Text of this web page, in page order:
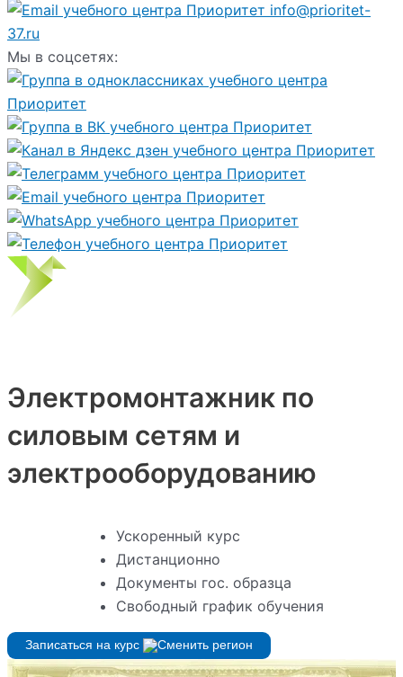
info@prioritet-
37.ru
Мы в соцсетях:
Электромонтажник по
силовым сетям и
электрооборудованию
Ускоренный курс
Дистанционно
Документы гос. образца
Свободный график обучения
Записаться на курс